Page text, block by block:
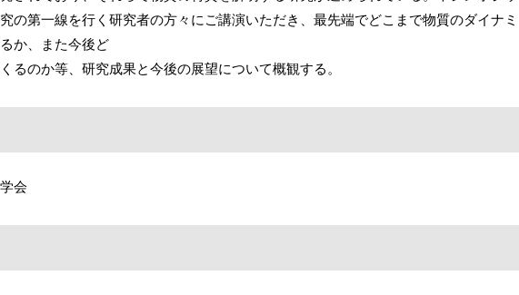
の第一線を行く研究者の方々にご講演いただき、最先端でどこまで物質のダイナミ
か、また今後ど
るのか等、研究成果と今後の展望について概観する。
会